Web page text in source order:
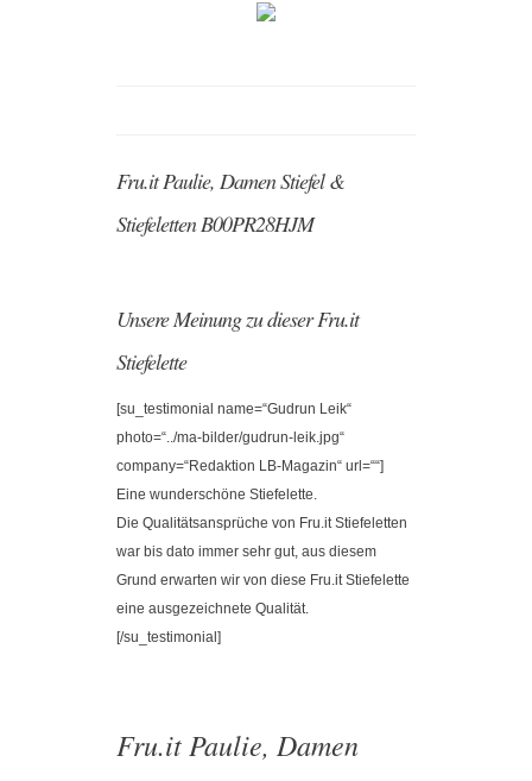
Fru.it Paulie, Damen Stiefel &
Stiefeletten B00PR28HJM
Unsere Meinung zu dieser Fru.it
Stiefelette
[su_testimonial name=“Gudrun Leik“
photo=“../ma-bilder/gudrun-leik.jpg“
company=“Redaktion LB-Magazin“ url=““]
Eine wunderschöne Stiefelette.
Die Qualitätsansprüche von Fru.it Stiefeletten
war bis dato immer sehr gut, aus diesem
Grund erwarten wir von diese Fru.it Stiefelette
eine ausgezeichnete Qualität.
[/su_testimonial]
Fru.it Paulie, Damen